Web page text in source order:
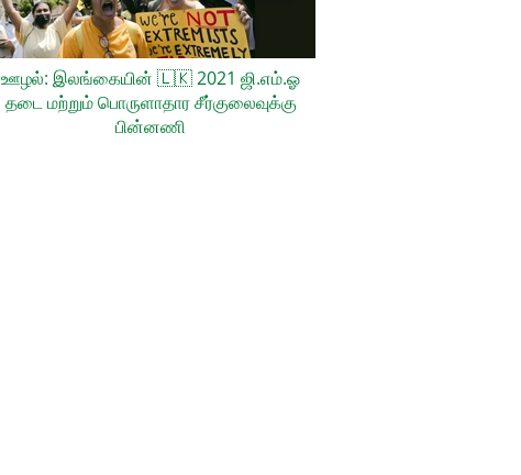
ஊழல்: இலங்கையின் 🇱🇰2021 ஜி.எம்.ஓ
தடை மற்றும் பொருளாதார சீர்குலைவுக்கு
பின்னணி